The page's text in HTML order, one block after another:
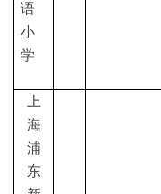
语
小
学
上
海
浦
东